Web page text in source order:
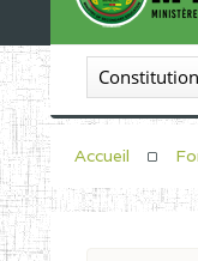
Accueil